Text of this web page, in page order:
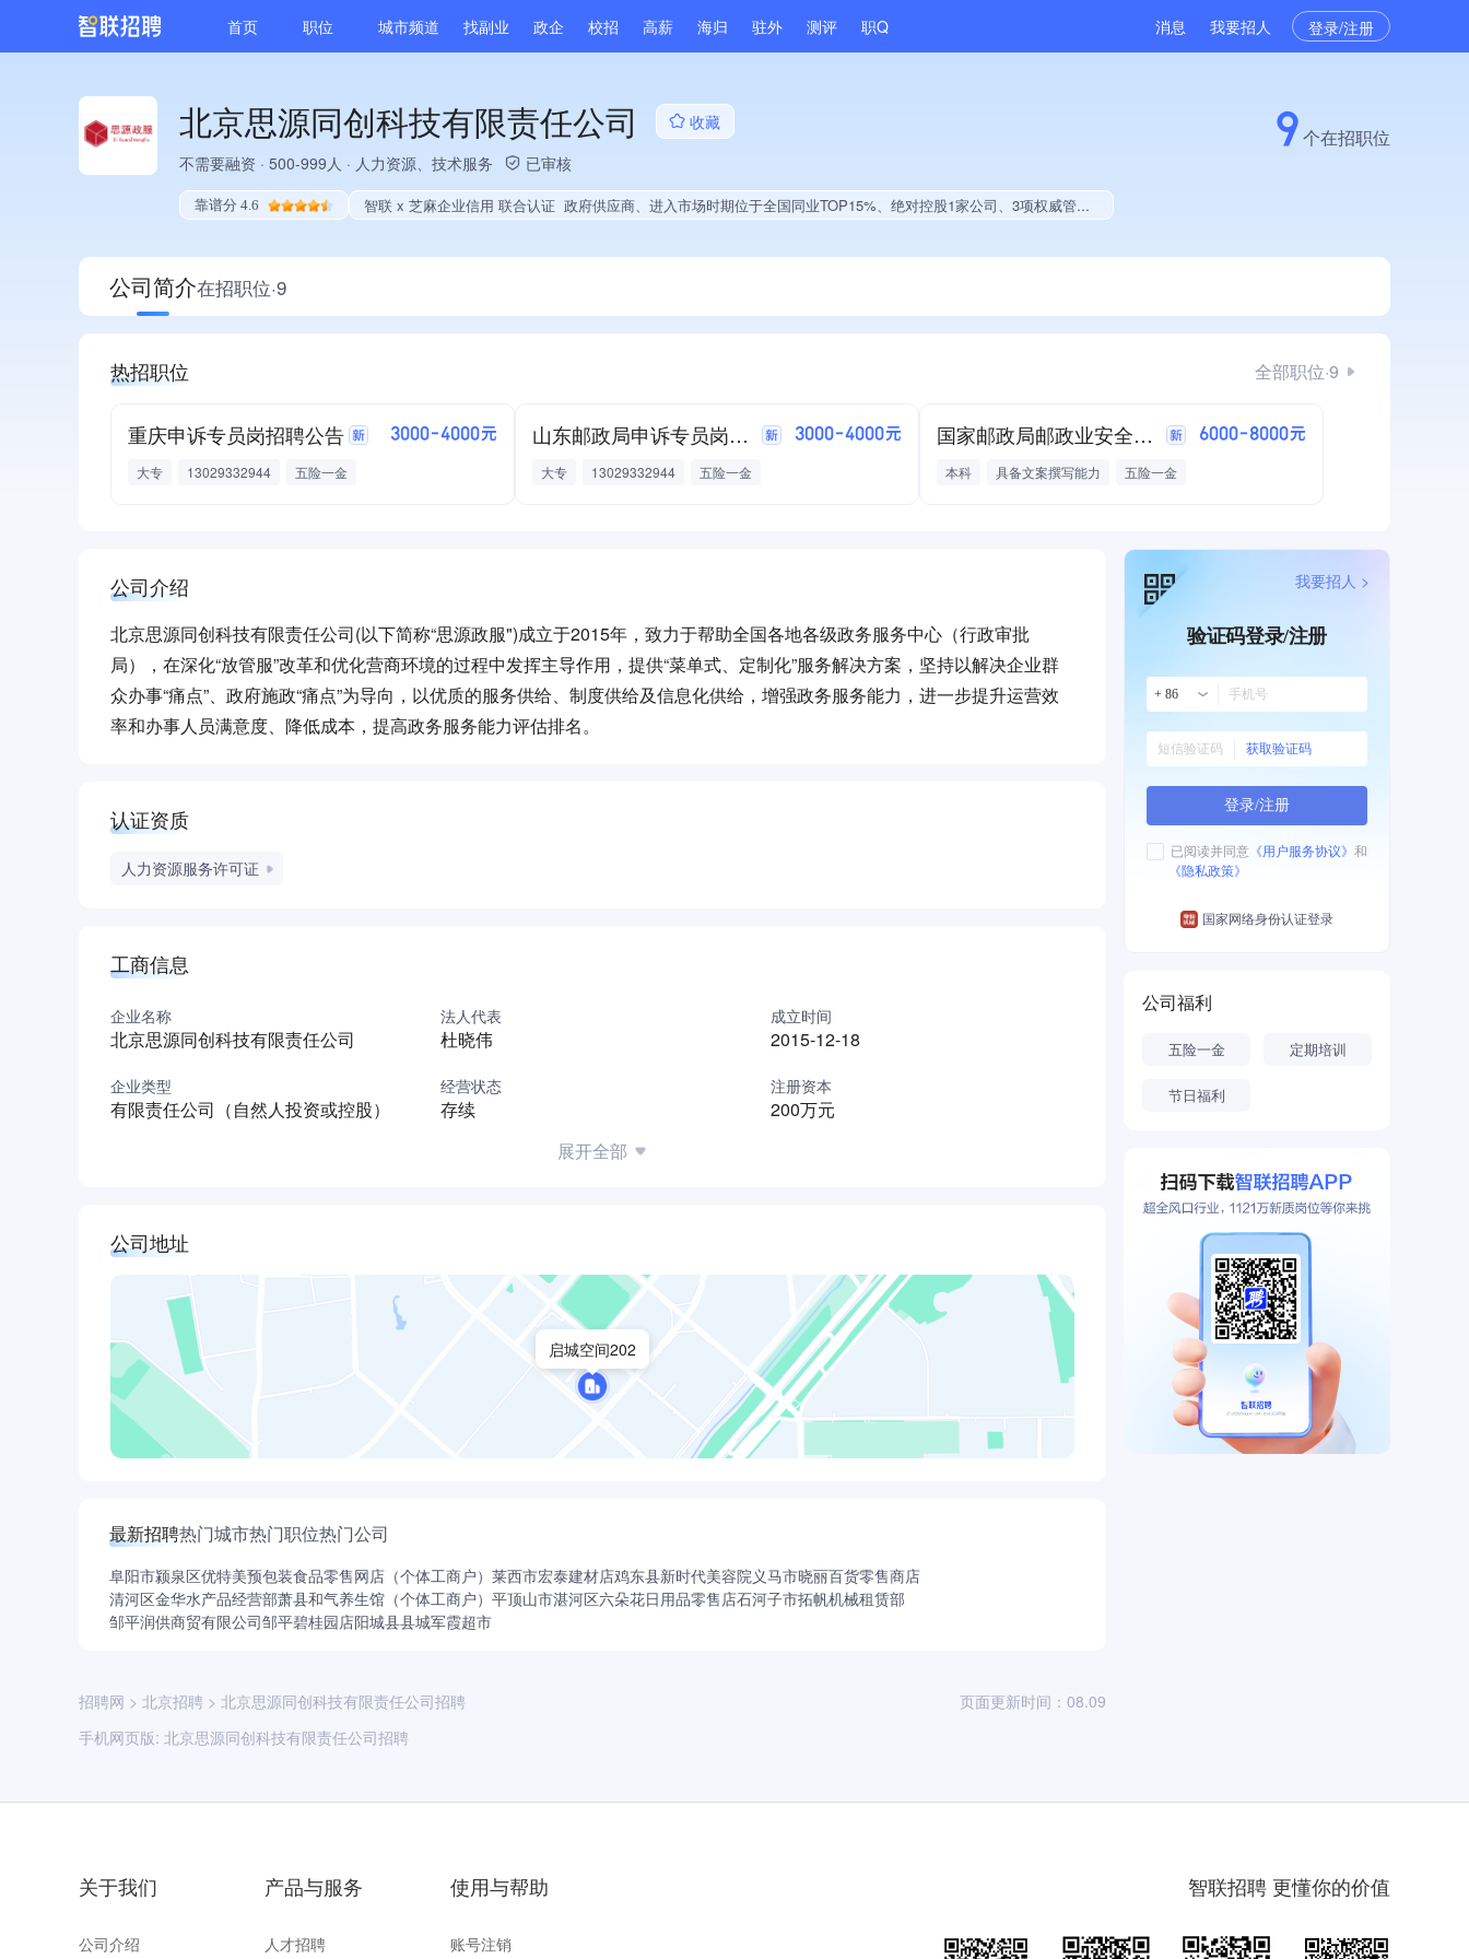
首页 职位 城市频道 找副业 政企 校招 高薪 海归 驻外 测评 职Q 消息 我要招人 登录/注册
北京思源同创科技有限责任公司
收藏
不需要融资 · 500-999人 · 人力资源、技术服务 已审核
靠谱分 4.6 智联 x 芝麻企业信用 联合认证 政府供应商、进入市场时期位于全国同业TOP15%、绝对控股1家公司、3项权威管理体系认证
9个在招职位
公司简介在招职位·9
热招职位 全部职位·9
重庆申诉专员岗招聘公告 3000-4000元
大专 13029332944 五险一金
山东邮政局申诉专员岗招聘公告 3000-4000元
大专 13029332944 五险一金
国家邮政局邮政业安全中心申诉综合岗招聘公告 6000-8000元
本科 具备文案撰写能力 五险一金
公司介绍
北京思源同创科技有限责任公司(以下简称“思源政服")成立于2015年，致力于帮助全国各地各级政务服务中心（行政审批
局），在深化“放管服”改革和优化营商环境的过程中发挥主导作用，提供“菜单式、定制化”服务解决方案，坚持以解决企业群
众办事“痛点”、政府施政“痛点”为导向，以优质的服务供给、制度供给及信息化供给，增强政务服务能力，进一步提升运营效
率和办事人员满意度、降低成本，提高政务服务能力评估排名。
认证资质
人力资源服务许可证
工商信息
企业名称
北京思源同创科技有限责任公司
法人代表
杜晓伟
成立时间
2015-12-18
企业类型
有限责任公司（自然人投资或控股）
经营状态
存续
注册资本
200万元
展开全部
公司地址
启城空间202
最新招聘热门城市热门职位热门公司
阜阳市颍泉区优特美预包装食品零售网店（个体工商户） 莱西市宏泰建材店鸡东县新时代美容院义马市晓丽百货零售商店
清河区金华水产品经营部萧县和气养生馆（个体工商户） 平顶山市湛河区六朵花日用品零售店石河子市拓帆机械租赁部
邹平润供商贸有限公司邹平碧桂园店阳城县县城军霞超市
招聘网 > 北京招聘 > 北京思源同创科技有限责任公司招聘
手机网页版: 北京思源同创科技有限责任公司招聘
页面更新时间：08.09
验证码登录/注册
+ 86
获取验证码
登录/注册
已阅读并同意 《用户服务协议》 和
《隐私政策》
国家网络身份认证登录
我要招人 >
公司福利
五险一金 定期培训
节日福利
关于我们
公司介绍
产品与服务
人才招聘
使用与帮助
账号注销
智联招聘 更懂你的价值